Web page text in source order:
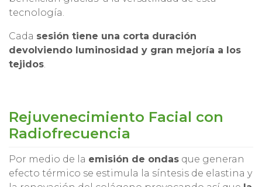
tecnología.
Cada sesión tiene una corta duración
devolviendo luminosidad y gran mejoría a los
tejidos.
Rejuvenecimiento Facial con
Radiofrecuencia
Por medio de la emisión de ondas que generan
efecto térmico se estimula la síntesis de elastina y